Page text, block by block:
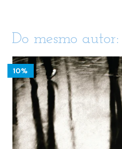
Do mesmo autor:
10%